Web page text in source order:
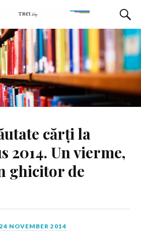
cărți la
2014. Un vierme,
ghicitor de
24 NOVEMBER 2014